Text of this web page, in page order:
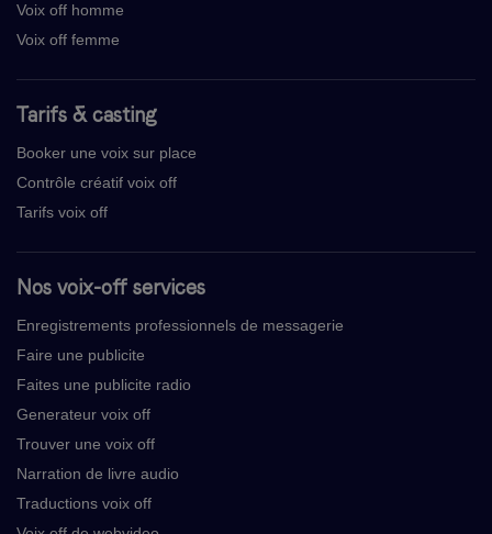
Voix off homme
Voix off femme
Tarifs & casting
Booker une voix sur place
Contrôle créatif voix off
Tarifs voix off
Nos voix-off services
Enregistrements professionnels de messagerie
Faire une publicite
Faites une publicite radio
Generateur voix off
Trouver une voix off
Narration de livre audio
Traductions voix off